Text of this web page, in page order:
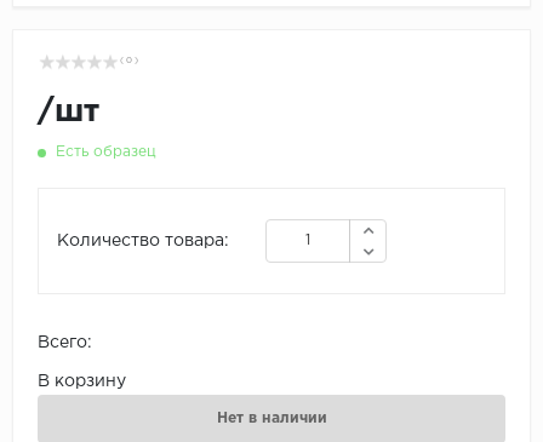
( 0 )
/шт
Есть образец
Количество товара:
Всего:
В корзину
Нет в наличии